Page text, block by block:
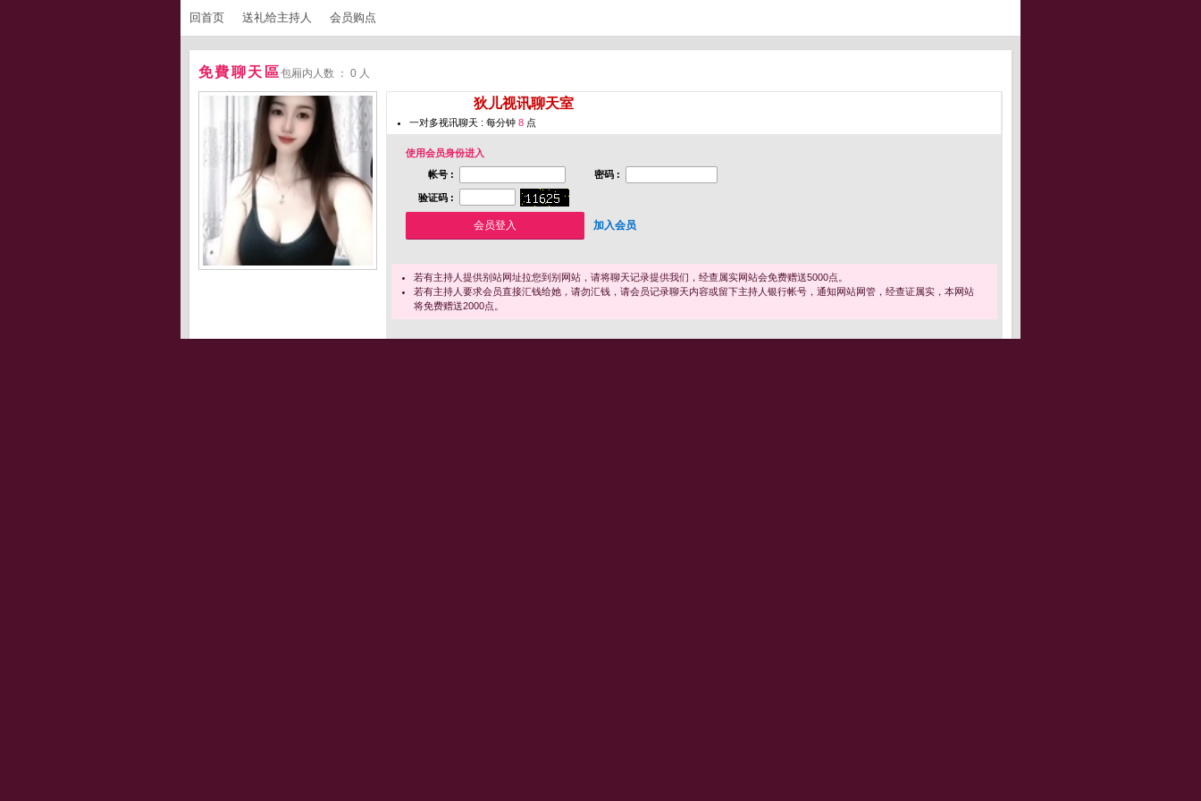
回首页 送礼给主持人 会员购点
免費聊天區包厢内人数 ： 0 人
狄儿视讯聊天室
一对多视讯聊天 : 每分钟 8 点
使用会员身份进入
帐号 :
密码 :
验证码 :
加入会员
若有主持人提供别站网址拉您到别网站，请将聊天记录提供我们，经查属实网站会免费赠送5000点。
若有主持人要求会员直接汇钱给她，请勿汇钱，请会员记录聊天内容或留下主持人银行帐号，通知网站网管，经查证属实，本网站
将免费赠送2000点。